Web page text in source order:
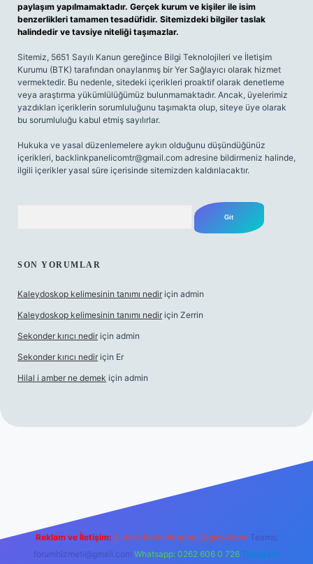
paylaşım yapılmamaktadır. Gerçek kurum ve kişiler ile isim
benzerlikleri tamamen tesadüfidir. Sitemizdeki bilgiler taslak
halindedir ve tavsiye niteliği taşımazlar.
Sitemiz, 5651 Sayılı Kanun gereğince Bilgi Teknolojileri ve İletişim
Kurumu (BTK) tarafından onaylanmış bir Yer Sağlayıcı olarak hizmet
vermektedir. Bu nedenle, sitedeki içerikleri proaktif olarak denetleme
veya araştırma yükümlülüğümüz bulunmamaktadır. Ancak, üyelerimiz
yazdıkları içeriklerin sorumluluğunu taşımakta olup, siteye üye olarak
bu sorumluluğu kabul etmiş sayılırlar.
Hukuka ve yasal düzenlemelere aykırı olduğunu düşündüğünüz
içerikleri, backlinkpanelicomtr@gmail.com adresine bildirmeniz halinde,
ilgili içerikler yasal süre içerisinde sitemizden kaldırılacaktır.
SON YORUMLAR
Kaleydoskop kelimesinin tanımı nedir için admin
Kaleydoskop kelimesinin tanımı nedir için Zerrin
Sekonder kırıcı nedir için admin
Sekonder kırıcı nedir için Er
Hilal i amber ne demek için admin
Reklam ve İletişim: E-mail: backlinkpaneli@gmail.com Teams:
forumhizmeti@gmail.com Whatsapp: 0262 606 0 726 Telegram: